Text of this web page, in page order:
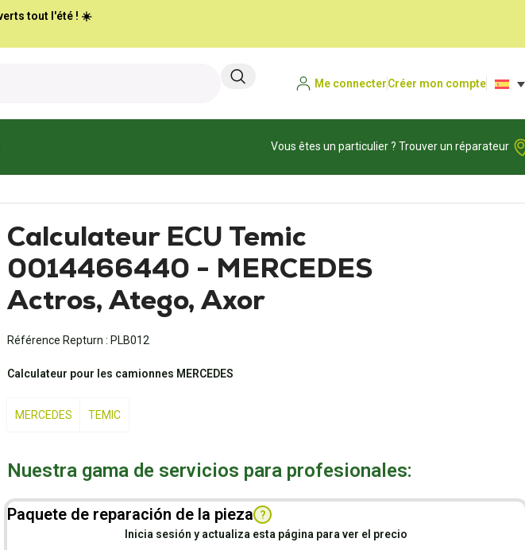
tout l'été ! ☀️
Me connecterCréer mon compte
Vous êtes un particulier ? Trouver un réparateur
Calculateur ECU Temic
0014466440 - MERCEDES
Actros, Atego, Axor
Référence Repturn : PLB012
Calculateur pour les camionnes MERCEDES
MERCEDES TEMIC
Nuestra gama de servicios para profesionales:
Paquete de reparación de la pieza ?
Inicia sesión y actualiza esta página para ver el precio